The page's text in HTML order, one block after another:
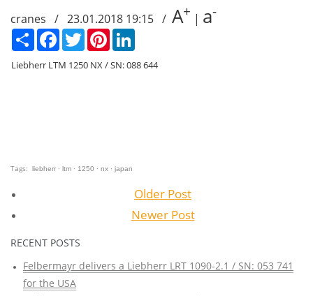
cranes / 23.01.2018 19:15 / A+ | a-
СподелиFacebookTwitter Pinterest
Liebherr LTM 1250 NX / SN: 088 644
Tags: liebherr · ltm · 1250 · nx · japan
Older Post
Newer Post
RECENT POSTS
Felbermayr delivers a Liebherr LRT 1090-2.1 / SN: 053 741
for the USA